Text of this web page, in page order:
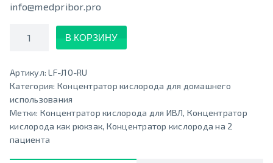
info@medpribor.pro
Количество
В КОРЗИНУ
Артикул:LF-J10-RU
Категория: Концентратор кислорода для домашнего
использования
Метки: Концентратор кислорода для ИВЛ, Концентратор
кислорода как рюкзак, Концентратор кислорода на 2
пациента